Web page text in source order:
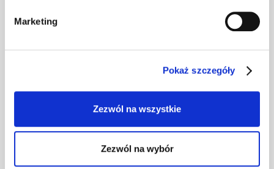
Marketing
Pokaż szczegóły
Zezwól na wszystkie
Zezwól na wybór